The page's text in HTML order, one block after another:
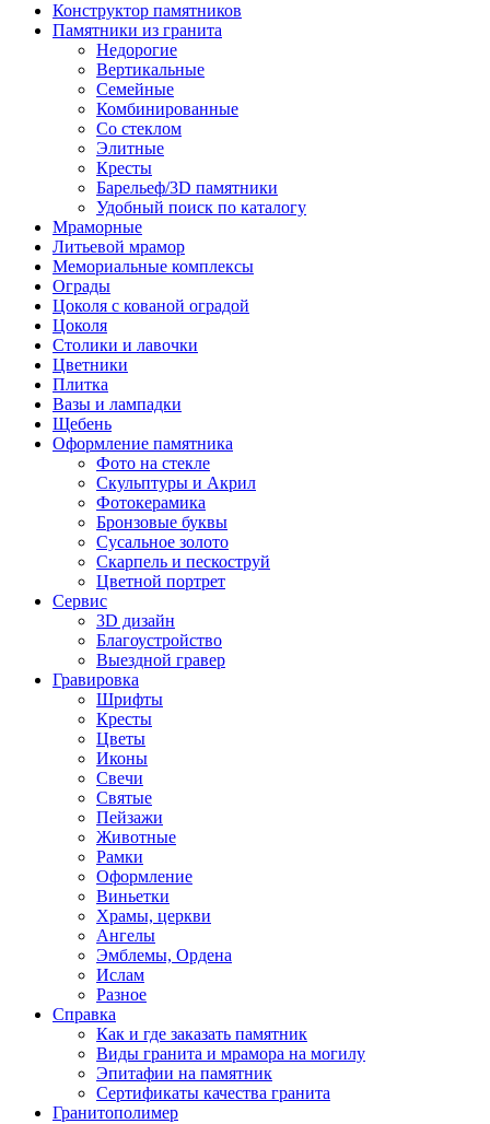
Конструктор памятников
Памятники из гранита
Недорогие
Вертикальные
Семейные
Комбинированные
Со стеклом
Элитные
Кресты
Барельеф/3D памятники
Удобный поиск по каталогу
Мраморные
Литьевой мрамор
Мемориальные комплексы
Ограды
Цоколя с кованой оградой
Цоколя
Столики и лавочки
Цветники
Плитка
Вазы и лампадки
Щебень
Оформление памятника
Фото на стекле
Скульптуры и Акрил
Фотокерамика
Бронзовые буквы
Сусальное золото
Скарпель и пескоструй
Цветной портрет
Сервис
3D дизайн
Благоустройство
Выездной гравер
Гравировка
Шрифты
Кресты
Цветы
Иконы
Свечи
Святые
Пейзажи
Животные
Рамки
Оформление
Виньетки
Храмы, церкви
Ангелы
Эмблемы, Ордена
Ислам
Разное
Справка
Как и где заказать памятник
Виды гранита и мрамора на могилу
Эпитафии на памятник
Сертификаты качества гранита
Гранитополимер